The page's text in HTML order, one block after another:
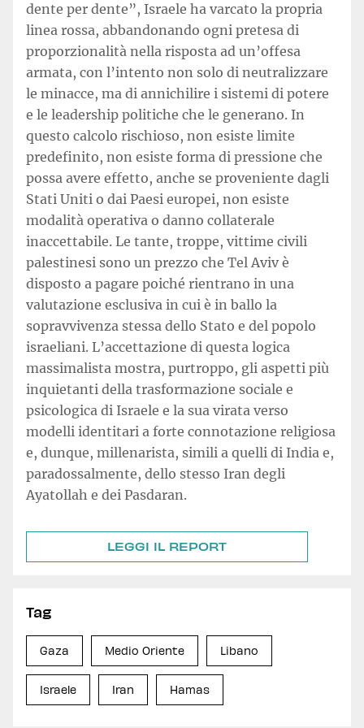
dente per dente”, Israele ha varcato la propria
linea rossa, abbandonando ogni pretesa di
proporzionalità nella risposta ad un’offesa
armata, con l’intento non solo di neutralizzare
le minacce, ma di annichilire i sistemi di potere
e le leadership politiche che le generano. In
questo calcolo rischioso, non esiste limite
predefinito, non esiste forma di pressione che
possa avere effetto, anche se proveniente dagli
Stati Uniti o dai Paesi europei, non esiste
modalità operativa o danno collaterale
inaccettabile. Le tante, troppe, vittime civili
palestinesi sono un prezzo che Tel Aviv è
disposto a pagare poiché rientrano in una
valutazione esclusiva in cui è in ballo la
sopravvivenza stessa dello Stato e del popolo
israeliani. L’accettazione di questa logica
massimalista mostra, purtroppo, gli aspetti più
inquietanti della trasformazione sociale e
psicologica di Israele e la sua virata verso
modelli identitari a forte connotazione religiosa
e, dunque, millenarista, simili a quelli di India e,
paradossalmente, dello stesso Iran degli
Ayatollah e dei Pasdaran.
LEGGI IL REPORT
Tag
Gaza Medio Oriente Libano
Israele Iran Hamas